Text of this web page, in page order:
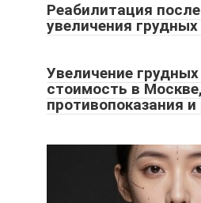
Реабилитация
увеличения
Увеличение
стоимость в
противопоказания